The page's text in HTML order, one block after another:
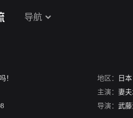
导航
！ 地区：
日本
主演： 妻
导演： 武